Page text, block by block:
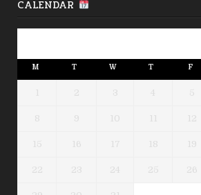
CALENDAR
M T W T F
1 2 3 4 5
8 9 10 11 12
15 16 17 18 19
22 23 24 25 26